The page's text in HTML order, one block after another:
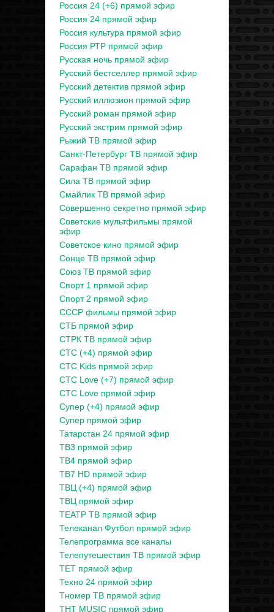
Россия 24 (+6) прямой эфир
Россия 24 прямой эфир
Россия культура прямой эфир
Россия РТР прямой эфир
Русская ночь прямой эфир
Русский бестселлер прямой эфир
Русский детектив прямой эфир
Русский иллюзион прямой эфир
Русский роман прямой эфир
Русский экстрим прямой эфир
Рыжий ТВ прямой эфир
Санкт-Петербург ТВ прямой эфир
Сарафан ТВ прямой эфир
Сила ТВ прямой эфир
Смайлик ТВ прямой эфир
Совершенно секретно прямой эфир
Советские мультфильмы прямой
эфир
Советское кино прямой эфир
Сонце ТВ прямой эфир
Союз ТВ прямой эфир
Спорт 1 прямой эфир
Спорт 2 прямой эфир
СССР фильмы прямой эфир
СТБ прямой эфир
СТРК ТВ прямой эфир
СТС (+4) прямой эфир
СТС Kids прямой эфир
СТС Love (+7) прямой эфир
СТС Love прямой эфир
Супер (+4) прямой эфир
Супер прямой эфир
Татарстан 24 прямой эфир
ТВ3 прямой эфир
ТВ4 прямой эфир
ТВ7 HD прямой эфир
ТВЦ (+4) прямой эфир
ТВЦ прямой эфир
ТЕАТР ТВ прямой эфир
Телеканал Футбол прямой эфир
Телепрограмма все каналы
Телепутешествия ТВ прямой эфир
ТЕТ прямой эфир
Техно 24 прямой эфир
Тномер ТВ прямой эфир
ТНТ MUSIC прямой эфир